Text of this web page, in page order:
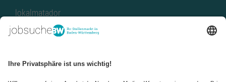
lokalmatador
kaufinBW
NussbaumID